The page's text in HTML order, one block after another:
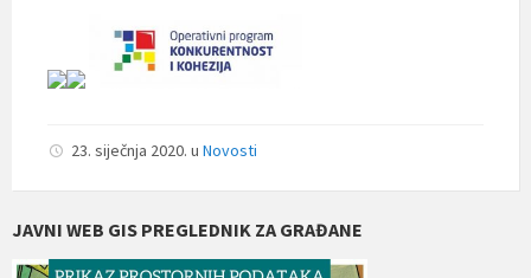
23. siječnja 2020. u Novosti
JAVNI WEB GIS PREGLEDNIK ZA GRAĐANE